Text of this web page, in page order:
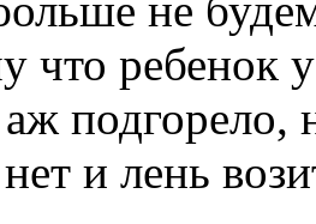
не
что ребенок
подгорело,
и лень